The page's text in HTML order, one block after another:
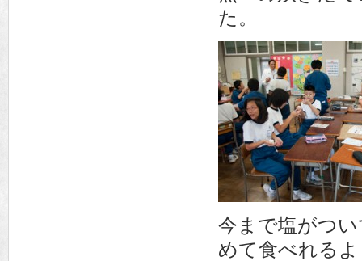
た。
今まで塩がつ
めて食べれる